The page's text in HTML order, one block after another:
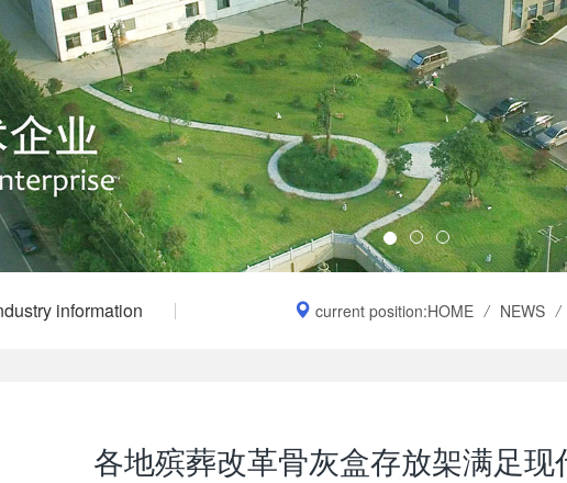
information current position:HOME / NEWS /
各地殡葬改革骨灰盒存放架满足现